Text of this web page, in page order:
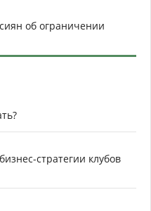
об ограничении
стратегии клубов